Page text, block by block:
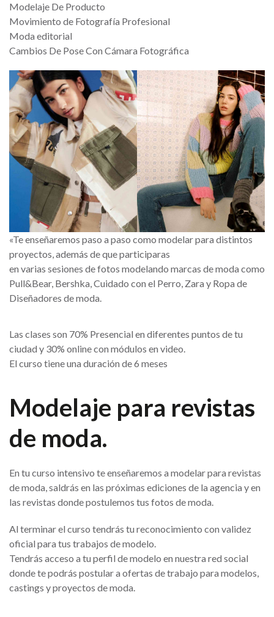
Modelaje De Producto
Movimiento de Fotografía Profesional
Moda editorial
Cambios De Pose Con Cámara Fotográfica
«Te enseñaremos paso a paso como modelar para distintos
proyectos, además de que participaras
en varias sesiones de fotos modelando marcas de moda como
Pull&Bear, Bershka, Cuidado con el Perro, Zara y Ropa de
Diseñadores de moda.
Las clases son 70% Presencial en diferentes puntos de tu
ciudad y 30% online con módulos en video.
El curso tiene una duración de 6 meses
Modelaje para revistas
de moda.
En tu curso intensivo te enseñaremos a modelar para revistas
de moda, saldrás en las próximas ediciones de la agencia y en
las revistas donde postulemos tus fotos de moda.
Al terminar el curso tendrás tu reconocimiento con validez
oficial para tus trabajos de modelo.
Tendrás acceso a tu perfil de modelo en nuestra red social
donde te podrás postular a ofertas de trabajo para modelos,
castings y proyectos de moda.